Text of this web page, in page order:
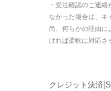
・受注確認のご連
なかった場合は、キ
尚、何らかの理由に
ければ柔軟に対応さ
クレジット決済